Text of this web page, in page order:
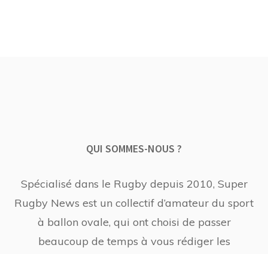
QUI SOMMES-NOUS ?
Spécialisé dans le Rugby depuis 2010, Super
Rugby News est un collectif d’amateur du sport
à ballon ovale, qui ont choisi de passer
beaucoup de temps à vous rédiger les